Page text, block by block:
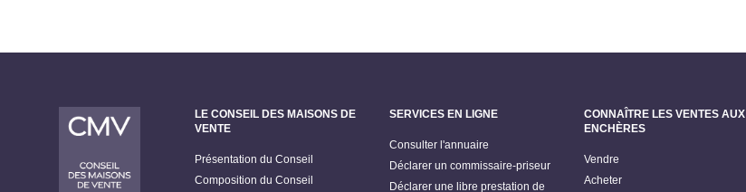
LE CONSEIL DES MAISONS DE
VENTE
Présentation du Conseil
Composition du Conseil
SERVICES EN LIGNE
Consulter l'annuaire
Déclarer un commissaire-priseur
Déclarer une libre prestation de
CONNAÎTRE LES VENTES AUX
ENCHÈRES
Vendre
Acheter